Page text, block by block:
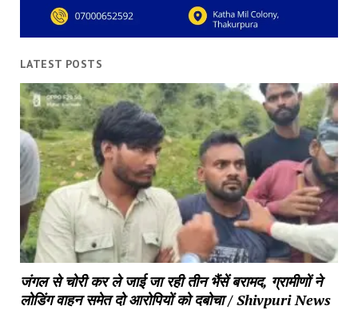
LATEST POSTS
जंगल से चोरी कर ले जाई जा रही तीन भैंसें बरामद, ग्रामीणों ने
लोडिंग वाहन समेत दो आरोपियों को दबोचा / Shivpuri News